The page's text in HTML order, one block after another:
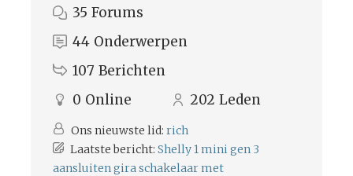
35 Forums
44 Onderwerpen
107 Berichten
0 Online 202 Leden
Ons nieuwste lid: rich
Laatste bericht: Shelly 1 mini gen 3
aansluiten gira schakelaar met